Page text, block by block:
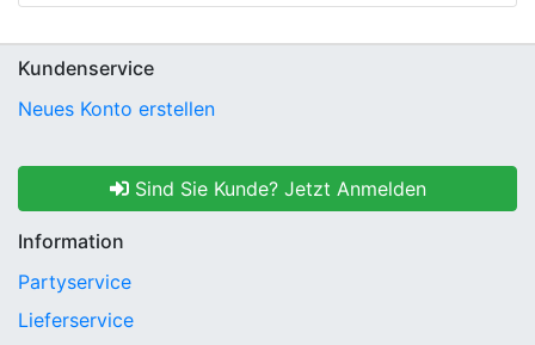
Kundenservice
Neues Konto erstellen
Sind Sie Kunde? Jetzt Anmelden
Information
Partyservice
Lieferservice